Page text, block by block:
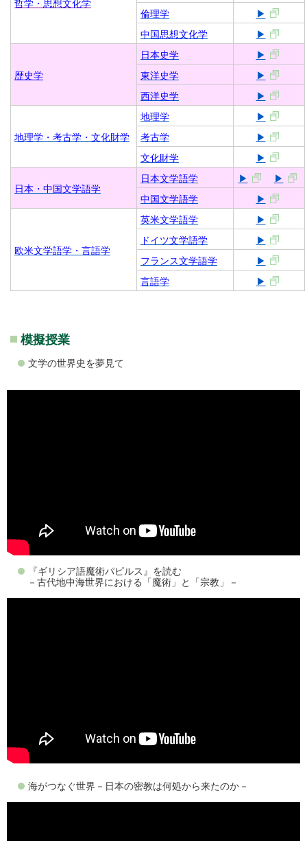
哲学・思想文化学
倫理学
▶
中国思想文化学
▶
歴史学
日本史学
▶
東洋史学
▶
西洋史学
▶
地理学・考古学・文化財学
地理学
▶
考古学
▶
文化財学
▶
日本・中国文学語学
日本文学語学 ▶
▶
中国文学語学
▶
欧米文学語学・言語学
英米文学語学
▶
ドイツ文学語学
▶
フランス文学語学
▶
言語学
▶
模擬授業
文学の世界史を夢見て
『ギリシア語魔術パピルス』を読む
－古代地中海世界における「魔術」と「宗教」－
海がつなぐ世界－日本の密教は何処から来たのか－